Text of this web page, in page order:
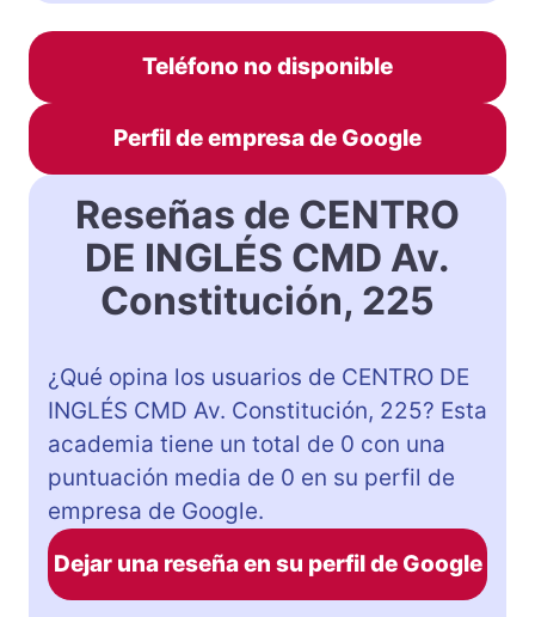
Teléfono no disponible
Perfil de empresa de Google
Reseñas de CENTRO
DE INGLÉS CMD Av.
Constitución, 225
¿Qué opina los usuarios de CENTRO DE
INGLÉS CMD Av. Constitución, 225? Esta
academia tiene un total de 0 con una
puntuación media de 0 en su perfil de
empresa de Google.
Dejar una reseña en su perfil de Google